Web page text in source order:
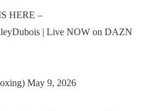
HERE –
| Live NOW on DAZN
May 9, 2026